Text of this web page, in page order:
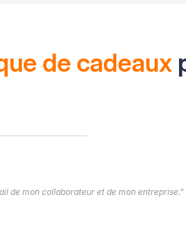
de cadeaux
de mon collaborateur et de mon entreprise.”